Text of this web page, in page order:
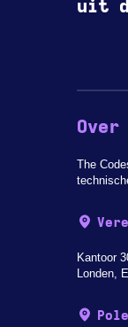
uit
Over
The
Kantoor
Londen,